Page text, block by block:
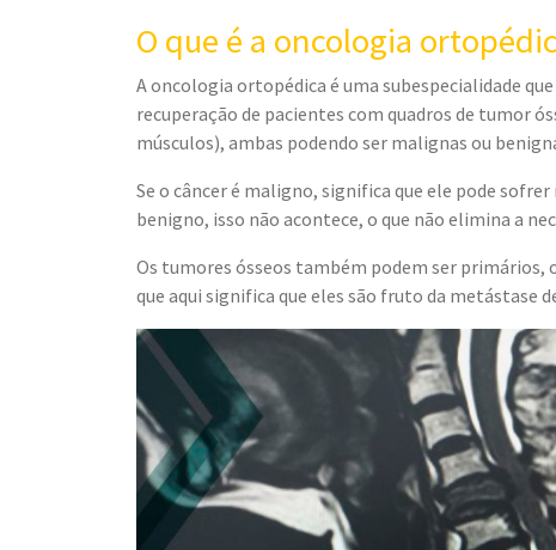
O que é a oncologia
A oncologia ortopédica é uma subespecialidade
recuperação de pacientes com quadros de tumor
músculos), ambas podendo ser malignas ou
Se o câncer é maligno, significa que ele pode
benigno, isso não acontece, o que não elimina a
Os tumores ósseos também podem ser primários,
que aqui significa que eles são fruto da metástase